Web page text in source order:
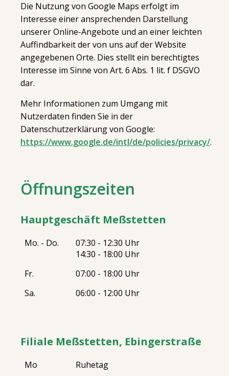
Die Nutzung von Google Maps erfolgt im
Interesse einer ansprechenden Darstellung
unserer Online-Angebote und an einer leichten
Auffindbarkeit der von uns auf der Website
angegebenen Orte. Dies stellt ein berechtigtes
Interesse im Sinne von Art. 6 Abs. 1 lit. f DSGVO
dar.
Mehr Informationen zum Umgang mit
Nutzerdaten finden Sie in der
Datenschutzerklärung von Google:
https://www.google.de/intl/de/policies/privacy/.
Öffnungszeiten
Hauptgeschäft Meßstetten
Mo. - Do.
07:30 - 12:30 Uhr
14:30 - 18:00 Uhr
Fr.
07:00 - 18:00 Uhr
Sa.
06:00 - 12:00 Uhr
Filiale Meßstetten, Ebingerstraße
Mo Ruhetag